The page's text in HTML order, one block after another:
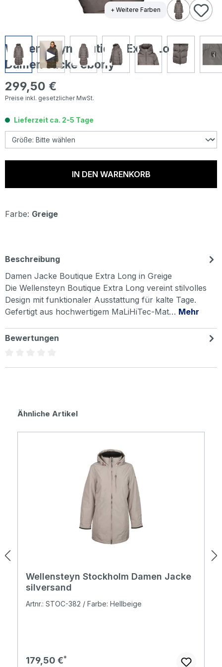
+ Weitere Farben
Wellensteyn Boutique Extra Long
Damen Jacke ebony
Regulärer Preis:
299,50 €
Preise inkl. gesetzlicher MwSt.
Lieferzeit ca. 2-5 Tage
IN DEN WARENKORB
Farbe: Greige
Beschreibung
Damen Jacke Boutique Extra Long in Greige
Die Wellensteyn Boutique Extra Long vereint stilvolles
Design mit funktionaler Ausstattung für kalte Tage.
Gefertigt aus hochwertigem MaLiHiTec-Mat… Mehr
Bewertungen
Produktgalerie überspringen
Ähnliche Artikel
Wellensteyn Stockholm Damen Jacke
silversand
Artnr.: STOC-382 / Farbe: Hellbeige
Regulärer Preis:
179,50 €